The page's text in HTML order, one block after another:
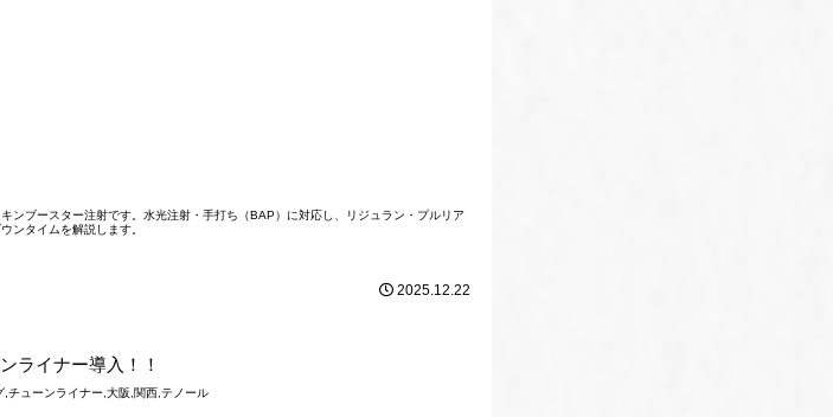
ンブースター注射です。水光注射・手打ち（BAP）に対応し、リジュラン・プルリア
ンタイムを解説します。
2025.12.22
ライナー導入！！
チューンライナー,大阪,関西,テノール